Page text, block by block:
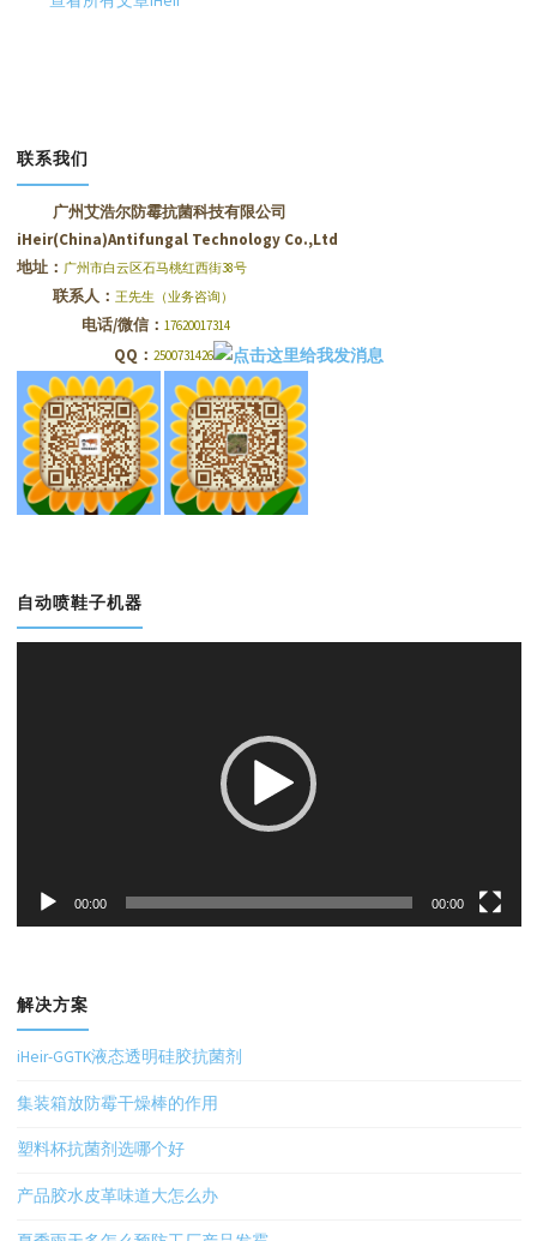
联系我们
广州艾浩尔防霉抗菌科技有限公司
iHeir(China)Antifungal Technology Co.,Ltd
地址： 广州市白云区石马桃红西街38号
联系人： 王先生（业务咨询）
电话/微信： 17620017314
QQ： 2500731426
自动喷鞋子机器
00:00 00:00
解决方案
iHeir-GGTK液态透明硅胶抗菌剂
集装箱放防霉干燥棒的作用
塑料杯抗菌剂选哪个好
产品胶水皮革味道大怎么办